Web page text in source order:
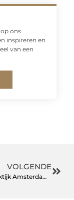
ons
inspireren en
van een
VOLGENDE
Tandartspraktijk Amsterdam Zuid